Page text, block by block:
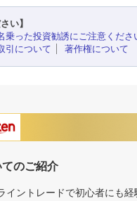
い】
乗った投資勧誘にご注意くださ
引について
著作権について
のご紹介
イントレードで初心者にも